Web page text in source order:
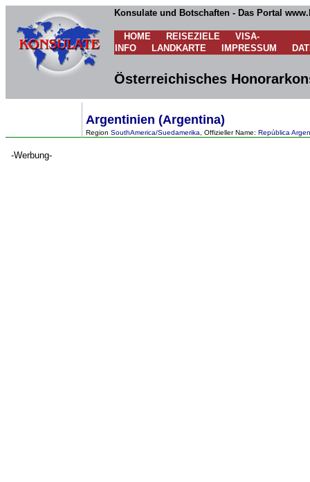
Konsulate und Botschaften - Das Portal
HOME REISEZIELE
VISA-
INFO
LANDKARTE IMPRESSUM
Österreichisches
Argentinien (Argentina)
Region SouthAmerica/Suedamerika , Offizieller Name: República
-Werbung-